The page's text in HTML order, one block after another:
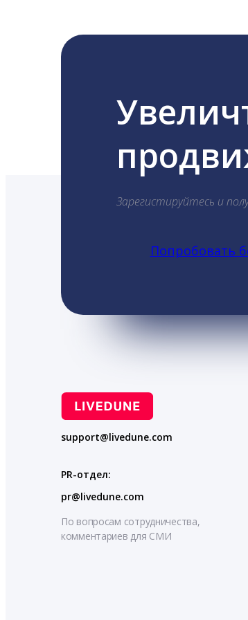
Зарегистируйтесь и
Попробовать
support@livedune.com
PR-отдел:
pr@livedune.com
По вопросам сотрудничества,
комментариев для СМИ